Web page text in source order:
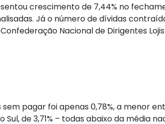
crescimento de 7,44% no
Já o número de dívidas
Nacional de Dirigentes
pagar foi apenas 0,78%, a menor
de 3,71% – todas abaixo da média